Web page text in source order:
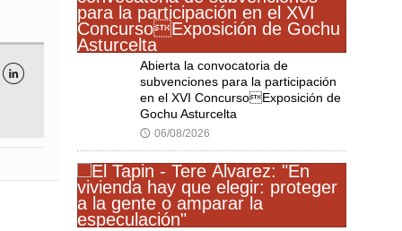

Abierta la convocatoria de
subvenciones para la participación
en el XVI ConcursoExposición de
Gochu Asturcelta
🕔 06/08/2026